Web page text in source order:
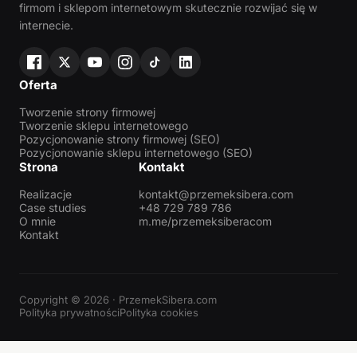
firmom i sklepom internetowym skutecznie rozwijać się w
internecie.
Oferta
Tworzenie strony firmowej
Tworzenie sklepu internetowego
Pozycjonowanie strony firmowej (SEO)
Pozycjonowanie sklepu internetowego (SEO)
Strona
Realizacje
Case studies
O mnie
Kontakt
Kontakt
kontakt@przemeksibera.com
+48 729 789 786
m.me/przemeksiberacom
Copyright © 2026 · PrzemekSibera.com
Polityka prywatnościPolityka cookies